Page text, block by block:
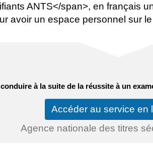
ANTS</span>, en français
avoir un espace personnel sur
à la suite de la réussite à un
Accéder au service en
Agence nationale des titres